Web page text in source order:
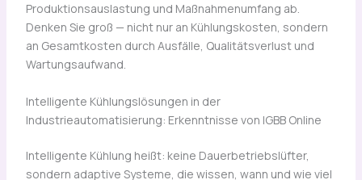
Produktionsauslastung und Maßnahmenumfang ab.
Denken Sie groß — nicht nur an Kühlungskosten, sondern
an Gesamtkosten durch Ausfälle, Qualitätsverlust und
Wartungsaufwand.
Intelligente Kühlungslösungen in der
Industrieautomatisierung: Erkenntnisse von IGBB Online
Intelligente Kühlung heißt: keine Dauerbetriebslüfter,
sondern adaptive Systeme, die wissen, wann und wie viel